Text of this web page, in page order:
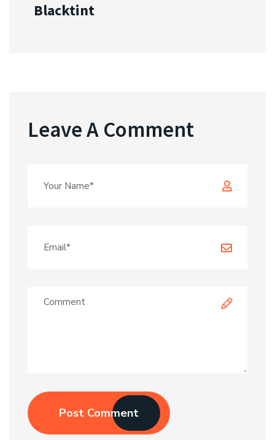
Blacktint
Leave A Comment
Post Comment